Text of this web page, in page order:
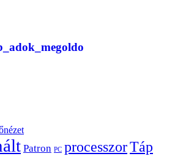
Patron PC processzorTáp